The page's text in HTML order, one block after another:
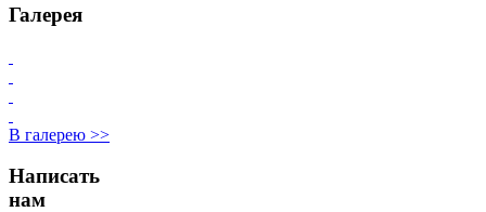
Галерея
В галерею >>
Написать
нам